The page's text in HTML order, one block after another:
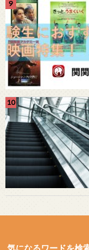
気になるワードを検